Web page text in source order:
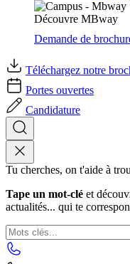
Découvre MBway
Demande de
Téléchargez notre
Portes ouvertes
Candidature
Tu cherches, on t'aide à
Tape un mot-clé et
actualités... qui te